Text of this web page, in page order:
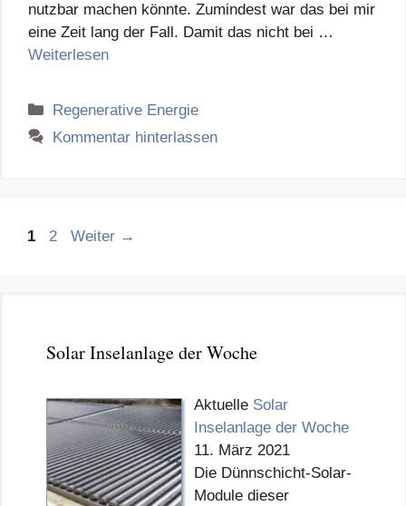
nutzbar machen könnte. Zumindest war das bei mir
eine Zeit lang der Fall. Damit das nicht bei …
Weiterlesen
Kategorien
Regenerative Energie
Kommentar hinterlassen
Seite
1 Seite
2 Weiter →
Solar Inselanlage der Woche
Aktuelle Solar
Inselanlage der Woche
11. März 2021
Die Dünnschicht-Solar-
Module dieser